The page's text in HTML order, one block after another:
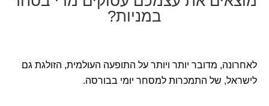
במניות?
לאחרונה, מדובר יותר ויותר על התופעה העולמית, הזולגת גם
לישראל, של התמכרות למסחר יומי בבורסה.